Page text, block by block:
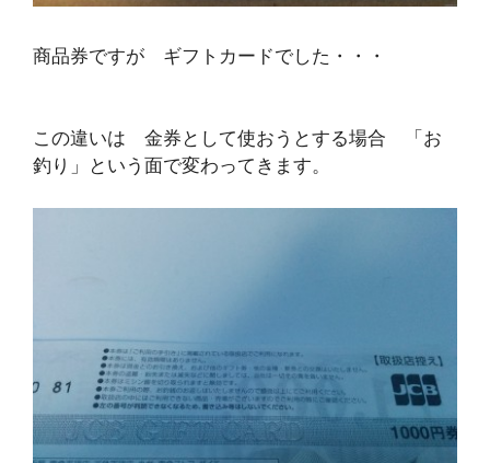
商品券ですが ギフトカードでした・・・
この違いは 金券として使おうとする場合 「お
釣り」という面で変わってきます。